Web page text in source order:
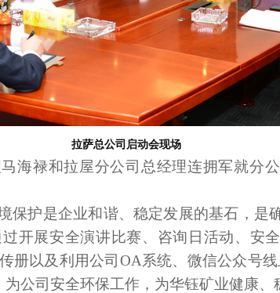
拉萨总公司启动会现场
海禄和拉屋分公司总经理连拥军就分
保护是企业和谐、稳定发展的基石，是
开展安全演讲比赛、咨询日活动、安
册以及利用公司OA系统、微信公众号
为公司安全环保工作，为华钰矿业健康、